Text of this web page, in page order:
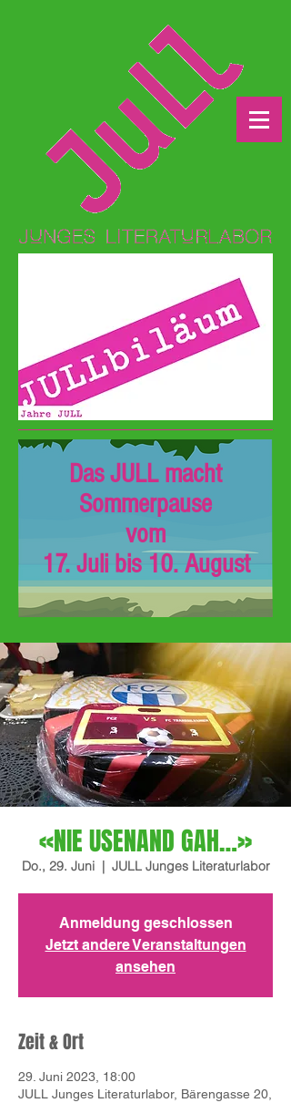
Das JULL macht
Sommerpause
vom
17. Juli bis 10. August
«NIE USENAND GAH…»
Do., 29. Juni
  |
JULL Junges Literaturlabor
Anmeldung geschlossen
Jetzt andere Veranstaltungen
ansehen
Zeit & Ort
29. Juni 2023, 18:00
JULL Junges Literaturlabor, Bärengasse 20,